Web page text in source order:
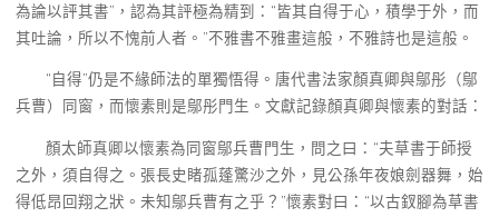
為論以評其書”，認為其評極為精到：“皆其自得于心，積學于外，而
其吐論，所以不愧前人者。”不雅書不雅畫這般，不雅詩也是這般。
“自得”仍是不緣師法的單獨悟得。唐代書法家顏真卿與鄔彤（鄔
兵曹）同窗，而懷素則是鄔彤門生。文獻記錄顏真卿與懷素的對話：
顏太師真卿以懷素為同窗鄔兵曹門生，問之曰：“夫草書于師授
之外，須自得之。張長史睹孤蓬驚沙之外，見公孫年夜娘劍器舞，始
得低昂回翔之狀。未知鄔兵曹有之乎？”懷素對曰：“以古釵腳為草書